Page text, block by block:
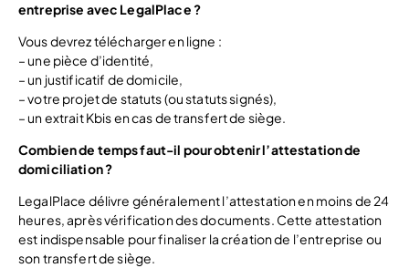
entreprise avec LegalPlace ?
Vous devrez télécharger en ligne :
– une pièce d’identité,
– un justificatif de domicile,
– votre projet de statuts (ou statuts signés),
– un extrait Kbis en cas de transfert de siège.
Combien de temps faut-il pour obtenir l’attestation de
domiciliation ?
LegalPlace délivre généralement l’attestation en moins de 24
heures, après vérification des documents. Cette attestation
est indispensable pour finaliser la création de l’entreprise ou
son transfert de siège.